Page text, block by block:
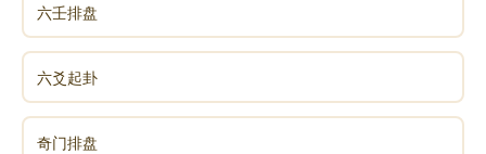
六壬排盘
六爻起卦
奇门排盘